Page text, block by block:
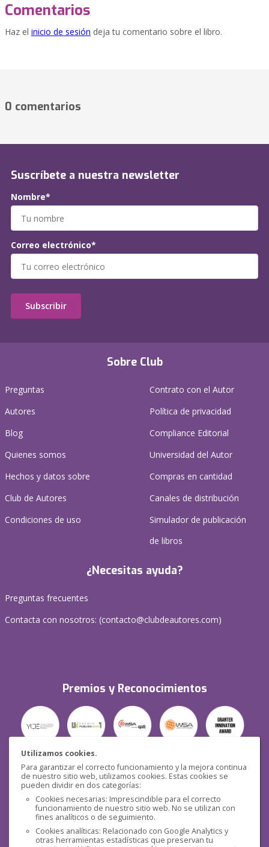
Utilizamos cookies.
Para garantizar el correcto funcionamiento y la mejora continua
de nuestro sitio web, utilizamos cookies. Estas cookies se
pueden dividir en dos categorías:
Cookies necesarias: Imprescindible para el correcto
funcionamiento de nuestro sitio web. No se utilizan con
fines analíticos o de seguimiento.
Cookies analíticas: Relacionado con Google Analytics y
otras herramientas estadísticas que preservan tu
Comentarios
Haz el inicio de sesión deja tu comentario sobre el libro.
0 comentarios
Sobre Club
Preguntas
Autores
Blog
Quienes somos
Hechos y datos sobre
Club de Autores
Condiciones de uso
Contrato con el Autor
Política de privacidad
Compliance Editorial
Universidad del Autor
Compras en cantidad
Canales de distribución
Simulador de publicación
de libros
¿Necesitas ayuda?
Preguntas frecuentes
Contacta con nosotros: (contacto@clubdeautores.com)
Premios y Reconocimientos
Seguridad
Suscríbete a nuestra newsletter
Nombre*
Correo electrónico*
Subscribir